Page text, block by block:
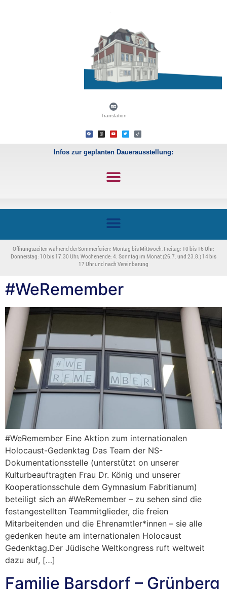
Translation
Infos zur geplanten Dauerausstellung:
Öffnungszeiten während der Sommerferien: Montag bis Mittwoch, Freitag: 10 bis 16 Uhr;
Donnerstag: 10 bis 17.30 Uhr; Wochenende: 4. Sonntag im Monat (26.7. und 23.8.) 14 bis
17 Uhr und nach Vereinbarung
#WeRemember
#WeRemember Eine Aktion zum internationalen
Holocaust-Gedenktag Das Team der NS-
Dokumentationsstelle (unterstützt on unserer
Kulturbeauftragten Frau Dr. König und unserer
Kooperationsschule dem Gymnasium Fabritianum)
beteiligt sich an #WeRemember – zu sehen sind die
festangestellten Teammitglieder, die freien
Mitarbeitenden und die Ehrenamtler*innen – sie alle
gedenken heute am internationalen Holocaust
Gedenktag.Der Jüdische Weltkongress ruft weltweit
dazu auf, […]
Familie Barsdorf – Grünberg